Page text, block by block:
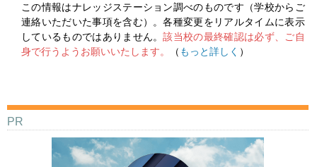
この情報はナレッジステーション調べのものです（学校からご
連絡いただいた事項を含む）。各種変更をリアルタイムに表示
しているものではありません。該当校の最終確認は必ず、ご自
身で行うようお願いいたします。
（ もっと詳しく ）
PR